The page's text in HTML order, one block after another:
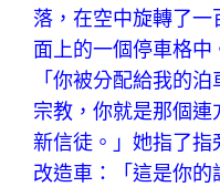
落，在空中旋轉了
面上的一個停車格
「你被分配給我的
宗教，你就是那個連
新信徒。」她指了
改造車：「這是你